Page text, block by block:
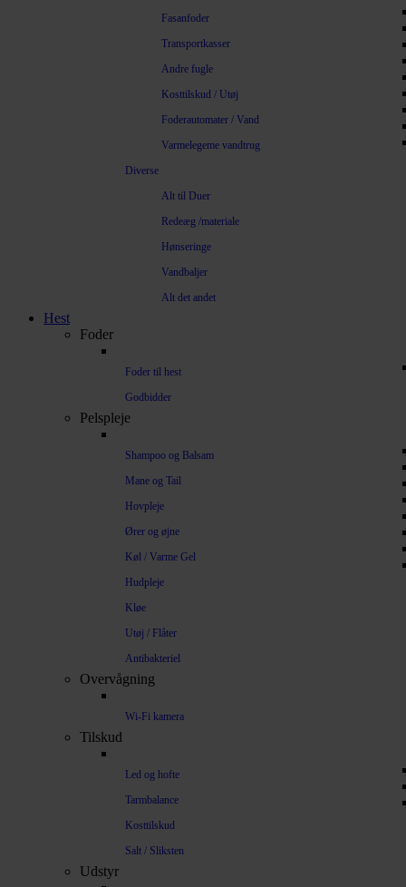
Fasanfoder
Transportkasser
Andre fugle
Kosttilskud / Utøj
Foderautomater / Vand
Varmelegeme vandtrug
Diverse
Alt til Duer
Redeæg /materiale
Hønseringe
Vandbaljer
Alt det andet
Hest
Foder
Foder til hest
Godbidder
Pelspleje
Shampoo og Balsam
Mane og Tail
Hovpleje
Ører og øjne
Køl / Varme Gel
Hudpleje
Kløe
Utøj / Flåter
Antibakteriel
Overvågning
Wi-Fi kamera
Tilskud
Led og hofte
Tarmbalance
Kosttilskud
Salt / Sliksten
Udstyr